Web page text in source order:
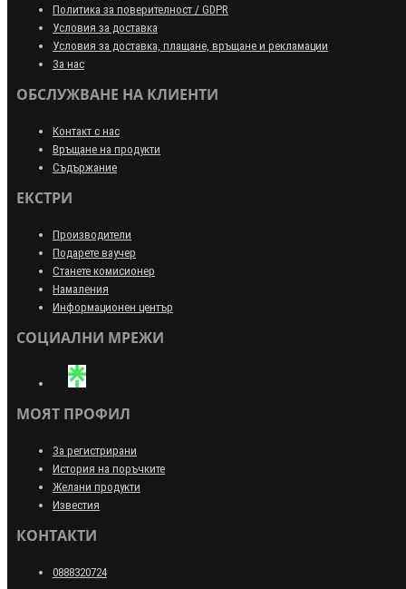
Политика за поверителност / GDPR
Условия за доставка
Условия за доставка, плащане, връщане и рекламации
За нас
ОБСЛУЖВАНЕ НА КЛИЕНТИ
Контакт с нас
Връщане на продукти
Съдържание
ЕКСТРИ
Производители
Подарете ваучер
Станете комисионер
Намаления
Информационен център
СОЦИАЛНИ МРЕЖИ
МОЯТ ПРОФИЛ
За регистрирани
История на поръчките
Желани продукти
Известия
КОНТАКТИ
0888320724